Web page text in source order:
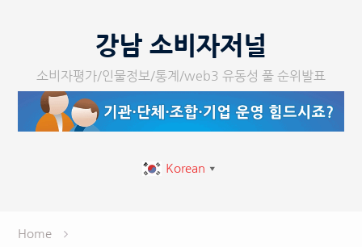
강남 소비자저널
소비자평가/인물정보/통계/web3 유동성 풀 순위발표
Korean ▼
Home